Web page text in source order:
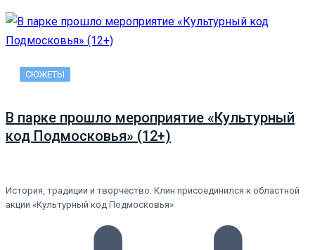
СЮЖЕТЫ
В парке прошло мероприятие «Культурный
код Подмосковья» (12+)
История, традиции и творчество. Клин присоединился к областной
акции «Культурный код Подмосковья»